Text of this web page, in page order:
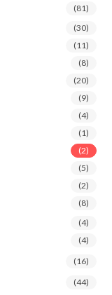
(81)
(30)
(11)
(8)
(20)
(9)
(4)
(1)
(2)
(5)
(2)
(8)
(4)
(4)
(16)
(44)